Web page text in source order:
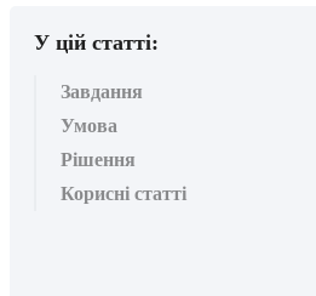
У цій статті:
Завдання
Умова
Рішення
Корисні статті